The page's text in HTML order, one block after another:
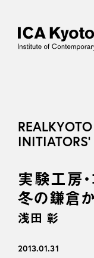
実験工房
冬の鎌倉
浅田 彰
2013.01.31